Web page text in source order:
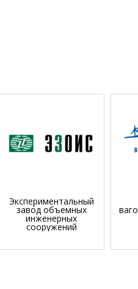
Экспериментальный
завод объемных
инженерных
сооружений